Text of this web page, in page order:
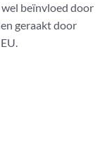
beïnvloed door
geraakt door